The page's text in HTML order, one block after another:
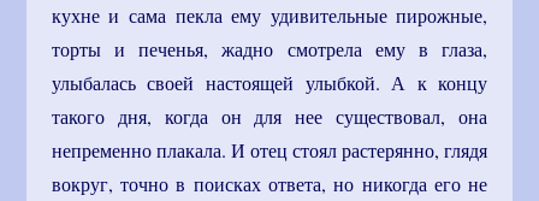
кухне и сама пекла ему удивительные пирожные,
торты и печенья, жадно смотрела ему в глаза,
улыбалась своей настоящей улыбкой. А к концу
такого дня, когда он для нее существовал, она
непременно плакала. И отец стоял растерянно, глядя
вокруг, точно в поисках ответа, но никогда его не